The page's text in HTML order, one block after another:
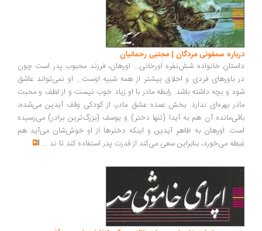
درباره سمفونی مردگان | مجتبی رحمانیان
داستان خانواده شش‌نفره اورخانی‌... اورهان، فرزند محبوب پدر است‌ چون
در باورهای فردی و اخلاق بیشتر از همه‌ شبیه‌ اوست‌... او نمی‌تواند عاشق‌
شود و بچه‌ داشته‌ باشد. رابطه‌ مادر با او زیاد خوب نیست‌ و از لطف‌ و محبت‌
مادر بهره‌ای ندارد. بخش‌ عمده عشق‌ مادر، از کودکی‌ وقف‌ آیدین‌ می‌شده،
باقی‌مانده آن هم‌ به‌ آیدا (تنها دختر) و یوسف‌ (بزرگ‌‌ترین‌ برادر) می‌رسیده
است‌. اورهان به‌ ظاهرِ آیدین‌ و اینکه‌ دخترها از او خوش‌شان می‌آید هم‌
غبطه‌ می‌خورد، بنابراین‌ سعی‌ می‌کند از قدرت پدر استفاده کند تا ند ...